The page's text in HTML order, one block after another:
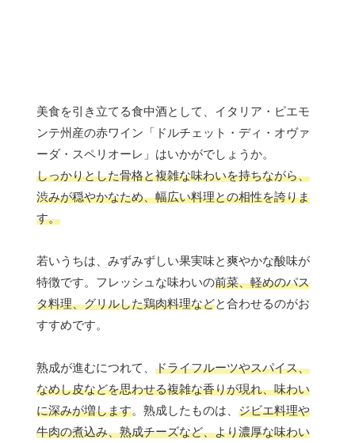
美食を引き立てる食中酒として、イタリア・ピエモ
ンテ州産の赤ワイン「ドルチェット・ディ・オヴァ
ーダ・スペリオーレ」はいかがでしょうか。
しっかりとした骨格と複雑な味わいを持ちながら、
渋みが穏やかなため、幅広い料理との相性を誇りま
す。
若いうちは、みずみずしい果実味と爽やかな酸味が
特徴です。フレッシュな味わいの前菜、軽めのパス
タ料理、グリルした鶏肉料理などと合わせるのがお
すすめです。
熟成が進むにつれて、 ドライフルーツやスパイス、
なめし皮などを思わせる複雑な香りが現れ、味わい
に深みが増します。熟成したものは、 ジビエ料理や
牛肉の煮込み、熟成チーズなど、より濃厚な味わい